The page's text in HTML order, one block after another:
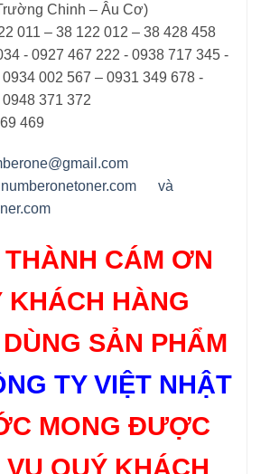
Chinh – Âu Cơ)
011 – 38 122 012 – 38 428 458
- 0927 467 222 - 0938 717 345 -
002 567 – 0931 349 678 -
371 372
469
và
CÁM ƠN
KHÁCH HÀNG
SẢN PHẨM
TY VIỆT NHẬT
MONG ĐƯỢC
VỤ QUÝ KHÁCH